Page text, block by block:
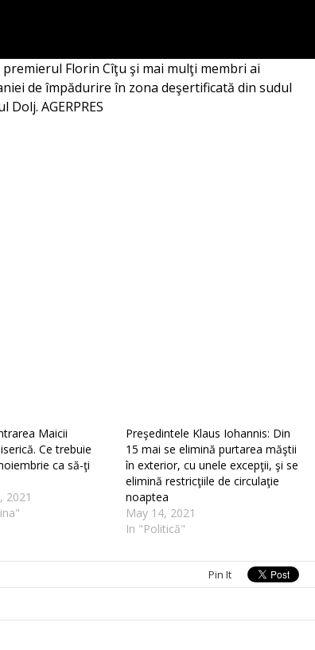
Florin Cîţu şi mai mulţi membri ai
de împădurire în zona deşertificată din sudul
AGERPRES
Maicii
Ce trebuie
ca să-ţi
2021
Preşedintele Klaus Iohannis: Din
15 mai se elimină purtarea măştii
în exterior, cu unele excepţii, şi se
elimină restricţiile de circulaţie
noaptea
May 14, 2021
In "Politică"
Pin It